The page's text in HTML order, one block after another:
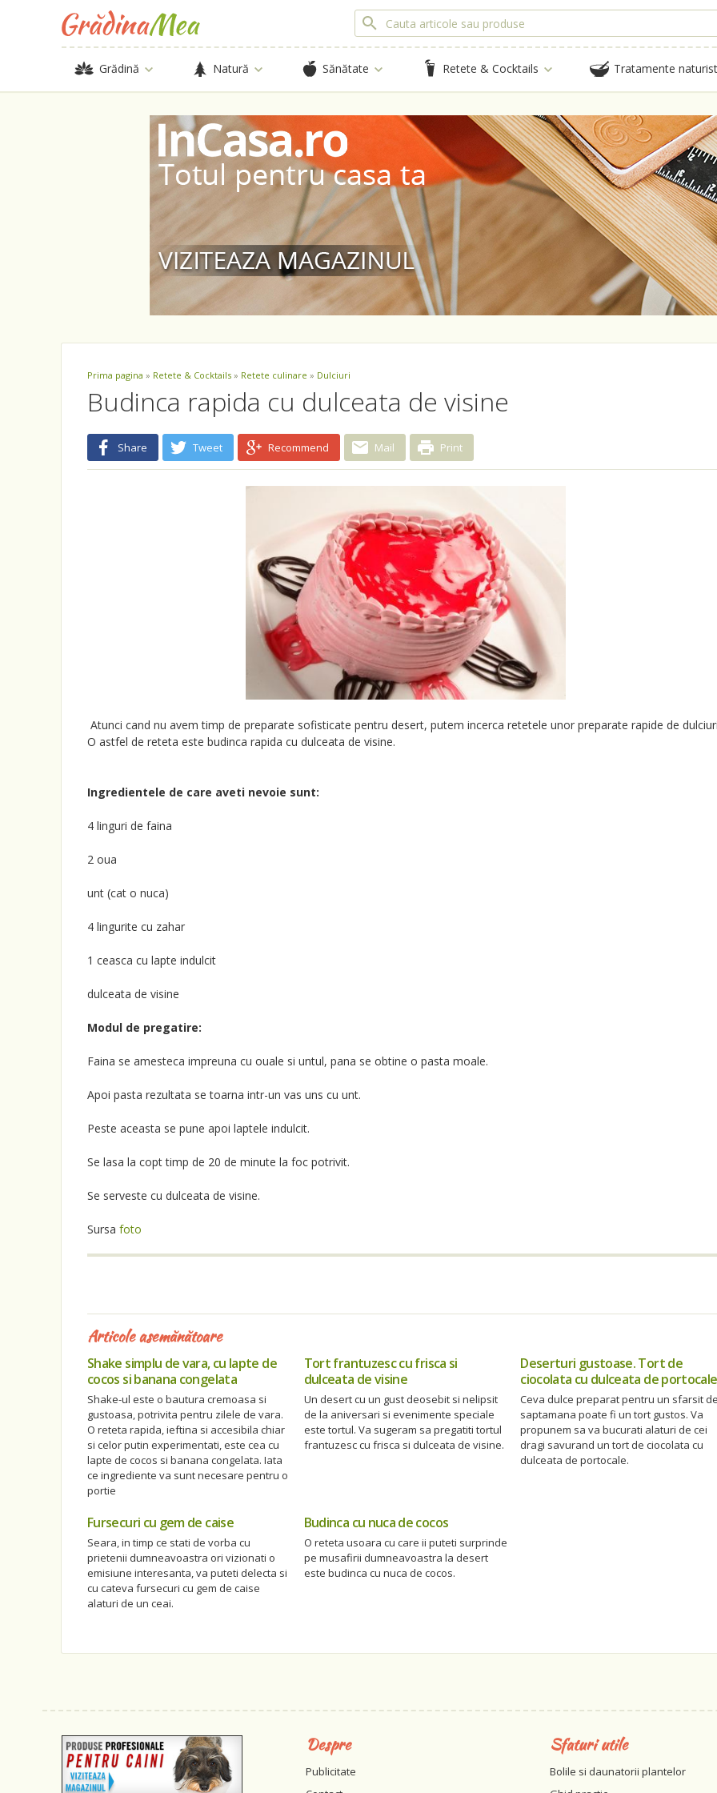
Grădină Natură Sănătate Retete & Cocktails Tratamente
Prima pagina » Retete & Cocktails » Retete culinare » Dulciuri
Budinca rapida cu dulceata de visine
Share Tweet Recommend Mail Print
Atunci cand nu avem timp de preparate sofisticate pentru desert, putem incerca retetele unor preparate rapide de
O astfel de reteta este budinca rapida cu dulceata de visine.
Ingredientele de care aveti nevoie sunt:
4 linguri de faina
2 oua
unt (cat o nuca)
4 lingurite cu zahar
1 ceasca cu lapte indulcit
dulceata de visine
Modul de pregatire:
Faina se amesteca impreuna cu ouale si untul, pana se obtine o pasta moale.
Apoi pasta rezultata se toarna intr-un vas uns cu unt.
Peste aceasta se pune apoi laptele indulcit.
Se lasa la copt timp de 20 de minute la foc potrivit.
Se serveste cu dulceata de visine.
Sursa foto
Articole asemănătoare
Shake simplu de vara, cu lapte de
cocos si banana congelata
Shake-ul este o bautura cremoasa si
gustoasa, potrivita pentru zilele de vara.
O reteta rapida, ieftina si accesibila chiar
si celor putin experimentati, este cea cu
lapte de cocos si banana congelata. Iata
ce ingrediente va sunt necesare pentru o
portie
Tort frantuzesc cu frisca si
dulceata de visine
Un desert cu un gust deosebit si nelipsit
de la aniversari si evenimente speciale
este tortul. Va sugeram sa pregatiti tortul
frantuzesc cu frisca si dulceata de visine.
Deserturi gustoase. Tort de
ciocolata cu dulceata de portocale
Ceva dulce preparat pentru un sfarsit
saptamana poate fi un tort gustos. Va
propunem sa va bucurati alaturi de cei
dragi savurand un tort de ciocolata cu
dulceata de portocale.
Fursecuri cu gem de caise
Seara, in timp ce stati de vorba cu
prietenii dumneavoastra ori vizionati o
emisiune interesanta, va puteti delecta si
cu cateva fursecuri cu gem de caise
alaturi de un ceai.
Budinca cu nuca de cocos
O reteta usoara cu care ii puteti surprinde
pe musafirii dumneavoastra la desert
este budinca cu nuca de cocos.
Despre
Publicitate
Sfaturi utile
Bolile si daunatorii plantelor